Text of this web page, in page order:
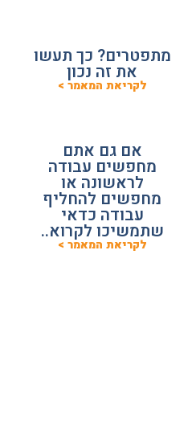
מתפטרים? כך תעשו
את זה נכון
לקריאת המאמר >
אם גם אתם
מחפשים עבודה
לראשונה או
מחפשים להחליף
עבודה כדאי
שתמשיכו לקרוא..
לקריאת המאמר >